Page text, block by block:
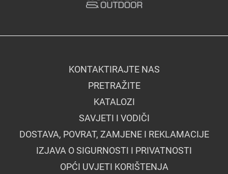
KONTAKTIRAJTE NAS
PRETRAŽITE
KATALOZI
SAVJETI I VODIČI
DOSTAVA, POVRAT, ZAMJENE I REKLAMACIJE
IZJAVA O SIGURNOSTI I PRIVATNOSTI
OPĆI UVJETI KORIŠTENJA